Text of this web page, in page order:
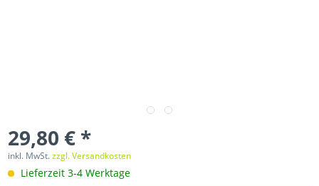
29,80 € *
inkl. MwSt.zzgl. Versandkosten
Lieferzeit 3-4 Werktage